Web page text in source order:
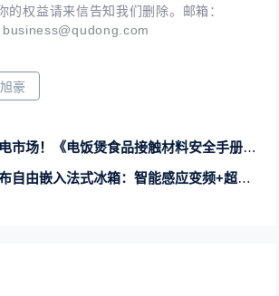
的权益请来信告知我们删除。邮箱：
business@qudong.com
豪
市场！《电饭煲食品接触材料安全手册》发布
由嵌入法式冰箱：智能感应变频+超大容积率